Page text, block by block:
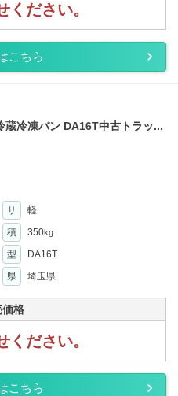
ください。
こちら
蔵冷凍バン DA16T中古トラッ...
サ
軽
積 350kg
型
DA16T
県 埼玉県
価格
ください。
こちら